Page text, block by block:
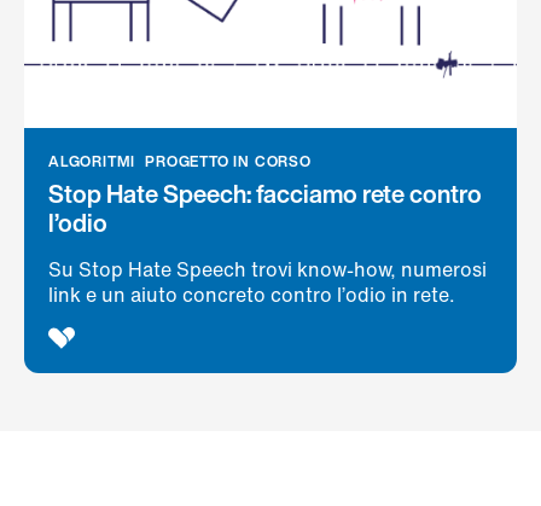
ALGORITMI PROGETTO IN CORSO
Stop Hate Speech: facciamo rete contro
l’odio
Su Stop Hate Speech trovi know-how, numerosi
link e un aiuto concreto contro l’odio in rete.